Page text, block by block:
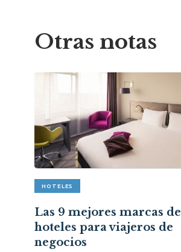
Otras notas
HOTELES
Las 9 mejores marcas de
hoteles para viajeros de
negocios